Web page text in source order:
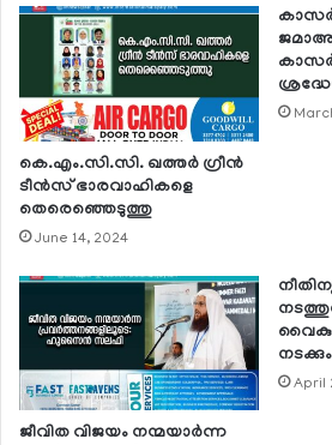
കെ.എം.സി.സി. ഖത്തർ ഗ്രീൻ
ടീൻസ് ഭാരവാഹികളെ
തെരെഞ്ഞെടുത്തു
June 14, 2024
ജീവിത വിജയം നന്മയാര്‍ന്ന
നടക്കും
April